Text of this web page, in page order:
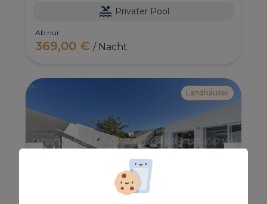
Privater Pool
Ab nur
369,00 €/ Nacht
Landhäuser